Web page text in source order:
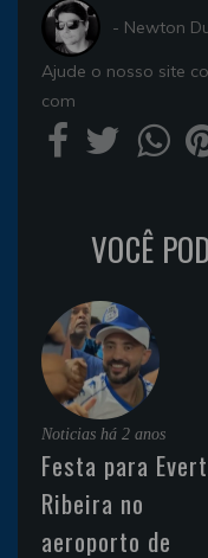
- Newton
Ajude o nosso site
com
VOCÊ
Noticias há 2 anos
Festa para
Ribeira no
aeroporto de